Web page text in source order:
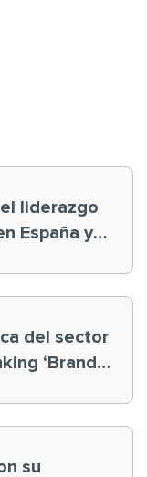
liderazgo
España y
del sector
su